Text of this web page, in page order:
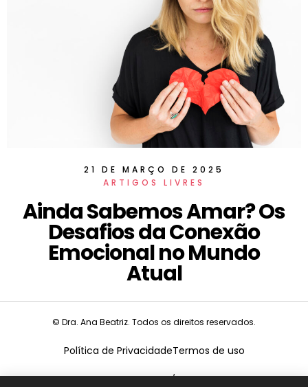
21 DE MARÇO DE 2025
ARTIGOS LIVRES
Ainda Sabemos Amar? Os
Desafios da Conexão
Emocional no Mundo
Atual
© Dra. Ana Beatriz. Todos os direitos reservados.
Política de PrivacidadeTermos de uso
CNPJ:19.675.026/0001-68